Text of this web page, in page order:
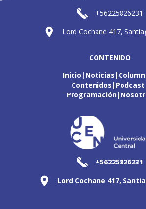
+56225826231
Lord Cochane 417,
CONTENIDO
Inicio Noticias
Contenidos Podcast
Programación
+56225826231
Lord Cochane 417,